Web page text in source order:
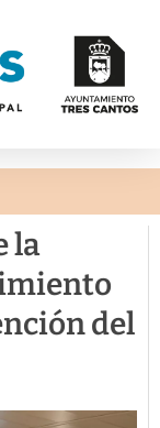
la
del